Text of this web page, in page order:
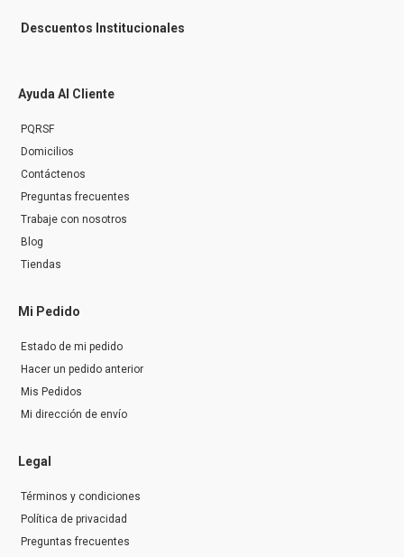
Descuentos Institucionales
Ayuda Al Cliente
PQRSF
Domicilios
Contáctenos
Preguntas frecuentes
Trabaje con nosotros
Blog
Tiendas
Mi Pedido
Estado de mi pedido
Hacer un pedido anterior
Mis Pedidos
Mi dirección de envío
Legal
Términos y condiciones
Política de privacidad
Preguntas frecuentes